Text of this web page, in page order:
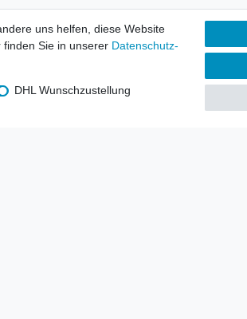
Wir versenden mit
uns helfen, diese Website
Sie in unserer Daten­schutz­
DHL Wunschzustellung